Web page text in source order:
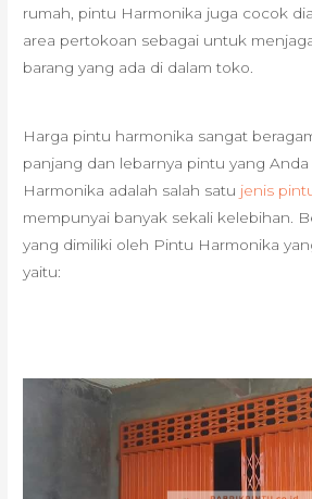
rumah, pintu Harmonika juga cocok
area pertokoan sebagai untuk
barang yang ada di dalam toko.
Harga pintu harmonika sangat
panjang dan lebarnya pintu yang
Harmonika adalah salah satu jenis
mempunyai banyak sekali kelebihan.
yang dimiliki oleh Pintu Harmonika
yaitu: